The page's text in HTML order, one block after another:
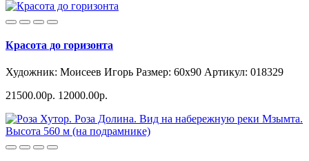
Красота до горизонта
Художник: Моисеев Игорь Размер: 60x90 Артикул: 018329
21500.00р. 12000.00р.